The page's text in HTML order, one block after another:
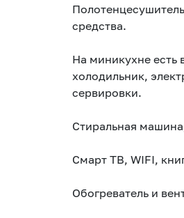
средства.
На миникухне есть
холодильник,
сервировки.
Стиральная
Смарт ТВ, WIFI,
Обогреватель и